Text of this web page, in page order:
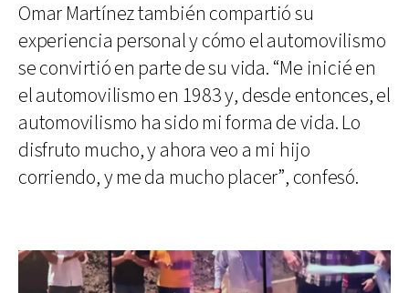
Omar Martínez también compartió su
experiencia personal y cómo el automovilismo
se convirtió en parte de su vida. “Me inicié en
el automovilismo en 1983 y, desde entonces, el
automovilismo ha sido mi forma de vida. Lo
disfruto mucho, y ahora veo a mi hijo
corriendo, y me da mucho placer”, confesó.